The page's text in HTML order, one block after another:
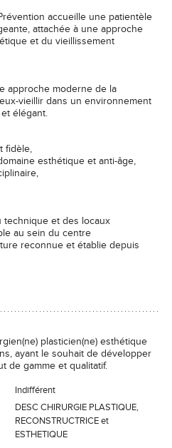
accueille une patientèle
attachée à une approche
et du vieillissement
approche moderne de la
vieillir dans un environnement
élégant.
fidèle,
esthétique et anti-âge,
technique et des locaux
au sein du centre
reconnue et établie depuis
plasticien(ne) esthétique
ayant le souhait de développer
de gamme et qualitatif.
Indifférent
DESC CHIRURGIE PLASTIQUE,
RECONSTRUCTRICE et
ESTHETIQUE